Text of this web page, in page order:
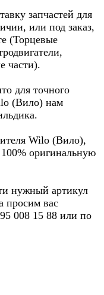
запчастей для
или под заказ,
(Торцевые
части).
для точного
(Вило) нам
Wilo (Вило),
оригинальную
нужный артикул
просим вас
008 15 88 или по